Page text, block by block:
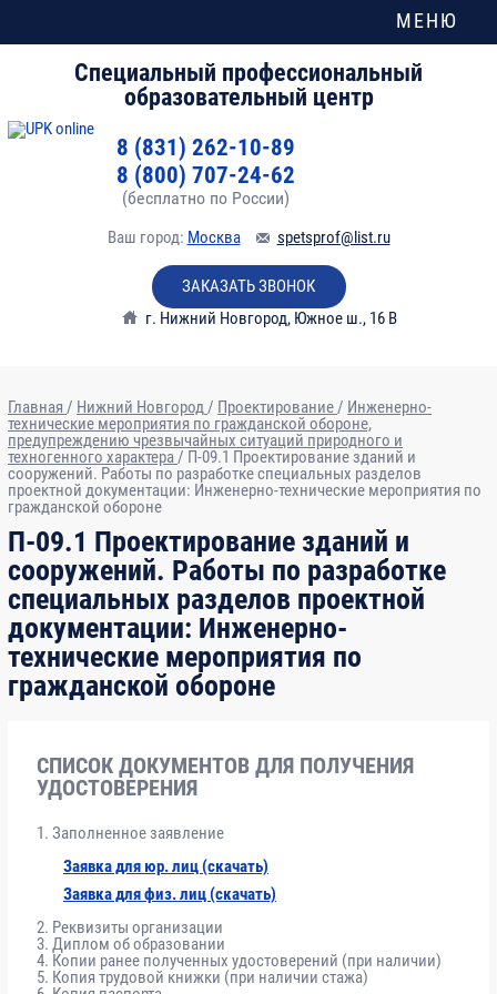
Специальный профессиональный
образовательный центр
8 (831) 262-10-89
8 (800) 707-24-62
(бесплатно по России)
Ваш город: Москва spetsprof@list.ru
ЗАКАЗАТЬ ЗВОНОК
г. Нижний Новгород, Южное ш., 16 В
МЕНЮ
Главная / Нижний Новгород/ Проектирование/ Инженерно-
технические мероприятия по гражданской обороне,
предупреждению чрезвычайных ситуаций природного и
техногенного характера/ П-09.1 Проектирование зданий и
сооружений. Работы по разработке специальных разделов
проектной документации: Инженерно-технические мероприятия по
гражданской обороне
П-09.1 Проектирование зданий и
сооружений. Работы по разработке
специальных разделов проектной
документации: Инженерно-
технические мероприятия по
гражданской обороне
СПИСОК ДОКУМЕНТОВ ДЛЯ ПОЛУЧЕНИЯ
УДОСТОВЕРЕНИЯ
Заполненное заявление
Заявка для юр. лиц (скачать)
Заявка для физ. лиц (скачать)
Реквизиты организации
Диплом об образовании
Копии ранее полученных удостоверений (при наличии)
Копия трудовой книжки (при наличии стажа)
№
п/
п
Наименование разделов, дисциплин и
тем
Количество
часов
1 2 3
Введение в курс
1. Нормативно-правовые основы
1.1
Российское законодательство в области
Система технического регулирования в
проектирования
1.2
Саморегулирование в области
подготовки проектной документации